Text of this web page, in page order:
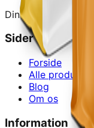
Din guide til at
Sider
Forside
Alle produkter
Blog
Om os
Information